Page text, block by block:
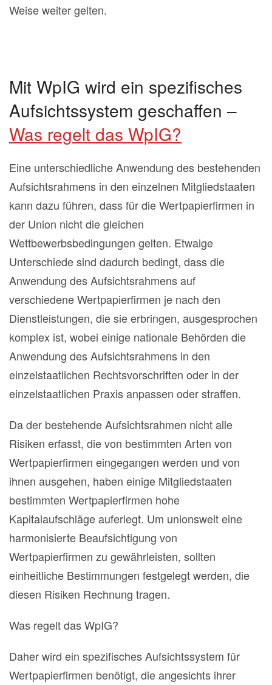
Weise weiter gelten.
Mit WpIG wird ein spezifisches
Aufsichtssystem geschaffen –
Was regelt das WpIG?
Eine unterschiedliche Anwendung des bestehenden
Aufsichtsrahmens in den einzelnen Mitgliedstaaten
kann dazu führen, dass für die Wertpapierfirmen in
der Union nicht die gleichen
Wettbewerbsbedingungen gelten. Etwaige
Unterschiede sind dadurch bedingt, dass die
Anwendung des Aufsichtsrahmens auf
verschiedene Wertpapierfirmen je nach den
Dienstleistungen, die sie erbringen, ausgesprochen
komplex ist, wobei einige nationale Behörden die
Anwendung des Aufsichtsrahmens in den
einzelstaatlichen Rechtsvorschriften oder in der
einzelstaatlichen Praxis anpassen oder straffen.
Da der bestehende Aufsichtsrahmen nicht alle
Risiken erfasst, die von bestimmten Arten von
Wertpapierfirmen eingegangen werden und von
ihnen ausgehen, haben einige Mitgliedstaaten
bestimmten Wertpapierfirmen hohe
Kapitalaufschläge auferlegt. Um unionsweit eine
harmonisierte Beaufsichtigung von
Wertpapierfirmen zu gewährleisten, sollten
einheitliche Bestimmungen festgelegt werden, die
diesen Risiken Rechnung tragen.
Was regelt das WpIG?
Daher wird ein spezifisches Aufsichtssystem für
Wertpapierfirmen benötigt, die angesichts ihrer